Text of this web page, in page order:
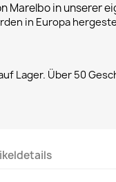
Marelbo in unserer
in Europa
Lager. Über 50